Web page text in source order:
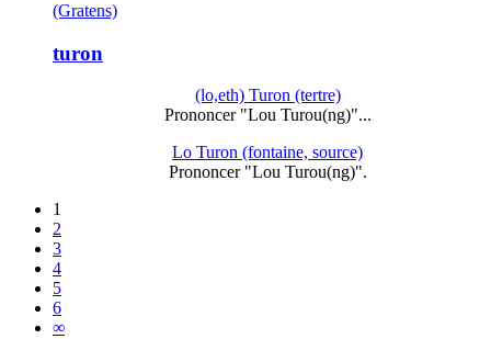
(Gratens)
turon
(lo,eth) Turon (tertre)
Prononcer "Lou Turou(ng)"...
Lo Turon (fontaine, source)
Prononcer "Lou Turou(ng)".
1
2
3
4
5
6
∞